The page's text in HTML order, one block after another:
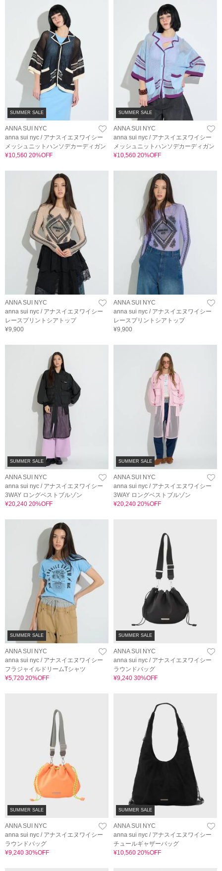
SUMMER SALE
ANNA SUI NYC
anna sui nyc / アナスイエヌワイシー
メッシュニットハンソデカーディガン
¥10,560 20%OFF
SUMMER SALE
ANNA SUI NYC
anna sui nyc / アナスイエヌワイシー
メッシュニットハンソデカーディガン
¥10,560 20%OFF
ANNA SUI NYC
anna sui nyc / アナスイエヌワイシー
レースプリントシアトップ
¥9,900
ANNA SUI NYC
anna sui nyc / アナスイエヌワイシー
レースプリントシアトップ
¥9,900
SUMMER SALE
ANNA SUI NYC
anna sui nyc / アナスイエヌワイシー
3WAY ロングベストブルゾン
¥20,240 20%OFF
SUMMER SALE
ANNA SUI NYC
anna sui nyc / アナスイエヌワイシー
3WAY ロングベストブルゾン
¥20,240 20%OFF
SUMMER SALE
ANNA SUI NYC
anna sui nyc / アナスイエヌワイシー
フラジャイルドリームTシャツ
¥5,720 20%OFF
SUMMER SALE
ANNA SUI NYC
anna sui nyc / アナスイエヌワイシー
ラウンドバッグ
¥9,240 30%OFF
SUMMER SALE
ANNA SUI NYC
anna sui nyc / アナスイエヌワイシー
ラウンドバッグ
¥9,240 30%OFF
SUMMER SALE
ANNA SUI NYC
anna sui nyc / アナスイエヌワイシー
チュールギャザーバッグ
¥10,560 20%OFF